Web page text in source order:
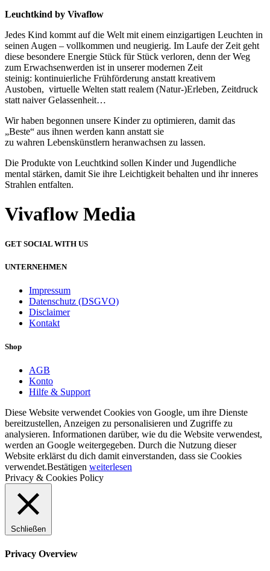
Leuchtkind by Vivaflow
Jedes Kind kommt auf die Welt mit einem einzigartigen Leuchten in
seinen Augen – vollkommen und neugierig. Im Laufe der Zeit geht
diese besondere Energie Stück für Stück verloren, denn der Weg
zum Erwachsenwerden ist in unserer modernen Zeit
steinig: kontinuierliche Frühförderung anstatt kreativem
Austoben, virtuelle Welten statt realem (Natur-)Erleben, Zeitdruck
statt naiver Gelassenheit…
Wir haben begonnen unsere Kinder zu optimieren, damit das
„Beste“ aus ihnen werden kann anstatt sie
zu wahren Lebenskünstlern heranwachsen zu lassen.
Die Produkte von Leuchtkind sollen Kinder und Jugendliche
mental stärken, damit Sie ihre Leichtigkeit behalten und ihr inneres
Strahlen entfalten.
Vivaflow Media
GET SOCIAL WITH US
UNTERNEHMEN
Impressum
Datenschutz (DSGVO)
Disclaimer
Kontakt
Shop
AGB
Konto
Hilfe & Support
Diese Website verwendet Cookies von Google, um ihre Dienste
bereitzustellen, Anzeigen zu personalisieren und Zugriffe zu
analysieren. Informationen darüber, wie du die Website verwendest,
werden an Google weitergegeben. Durch die Nutzung dieser
Website erklärst du dich damit einverstanden, dass sie Cookies
verwendet.Bestätigen weiterlesen
Privacy & Cookies Policy
Schließen
Privacy Overview